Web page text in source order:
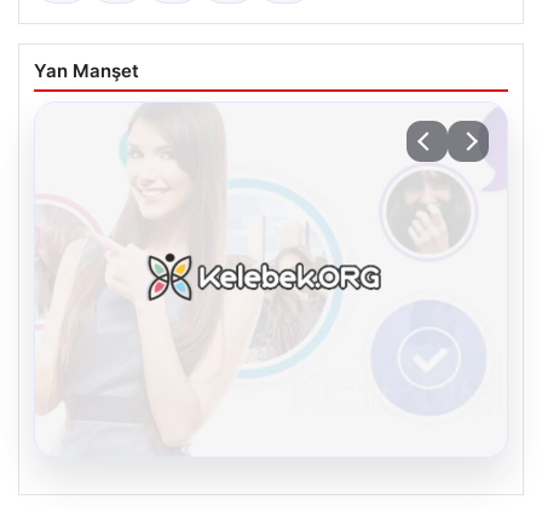
Yan Manşet